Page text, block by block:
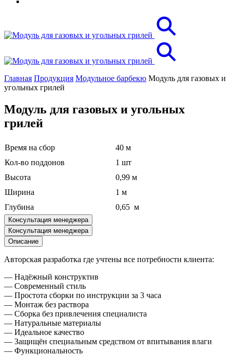
Главная Продукция Модульное барбекю Модуль для газовых и
угольных грилей
Модуль для газовых и угольных
грилей
Время на сбор
40 м
Кол-во поддонов
1 шт
Высота
0,99 м
Ширина
1 м
Глубина
0,65 м
Консультация менеджера
Консультация менеджера
Описание
Авторская разработка где учтены все потребности клиента:
— Надёжный конструктив
— Современный стиль
— Простота сборки по инструкции за 3 часа
— Монтаж без раствора
— Сборка без привлечения специалиста
— Натуральные материалы
— Идеальное качество
— Защищён специальным средством от впитывания влаги
— Функциональность